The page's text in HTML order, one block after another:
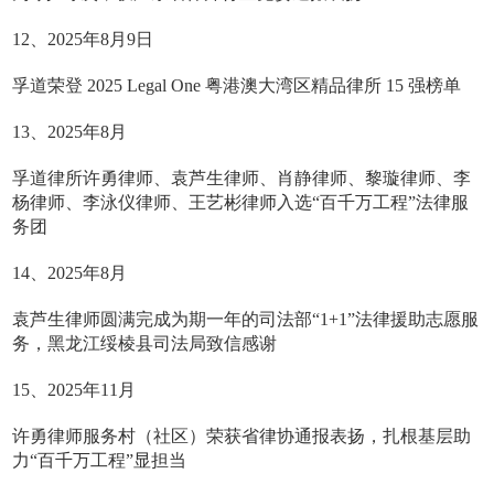
12、2025年8月9日
孚道荣登 2025 Legal One 粤港澳大湾区精品律所 15 强榜单
13、2025年8月
孚道律所许勇律师、袁芦生律师、肖静律师、黎璇律师、李
杨律师、李泳仪律师、王艺彬律师入选“百千万工程”法律服
务团
14、2025年8月
袁芦生律师圆满完成为期一年的司法部“1+1”法律援助志愿服
务，黑龙江绥棱县司法局致信感谢
15、2025年11月
许勇律师服务村（社区）荣获省律协通报表扬，扎根基层助
力“百千万工程”显担当